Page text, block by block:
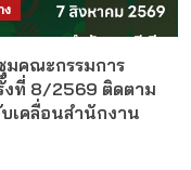
มคณะกรรมการ
งที่ 8/2569 ติดตาม
เคลื่อนสำนักงาน